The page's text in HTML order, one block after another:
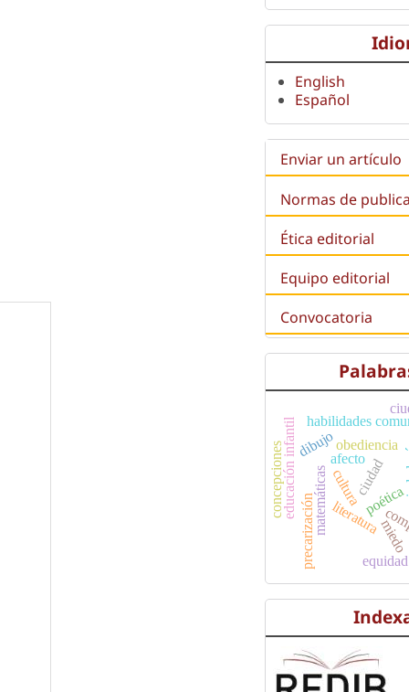
English
Español
Enviar un artículo
Normas de
Ética editorial
Equipo editorial
Convocatoria
ciudad
poética
cultura
literatura
habilidades
miedo
matemáticas
educación infantil obediencia
precarización
afecto
dibujo
concepciones